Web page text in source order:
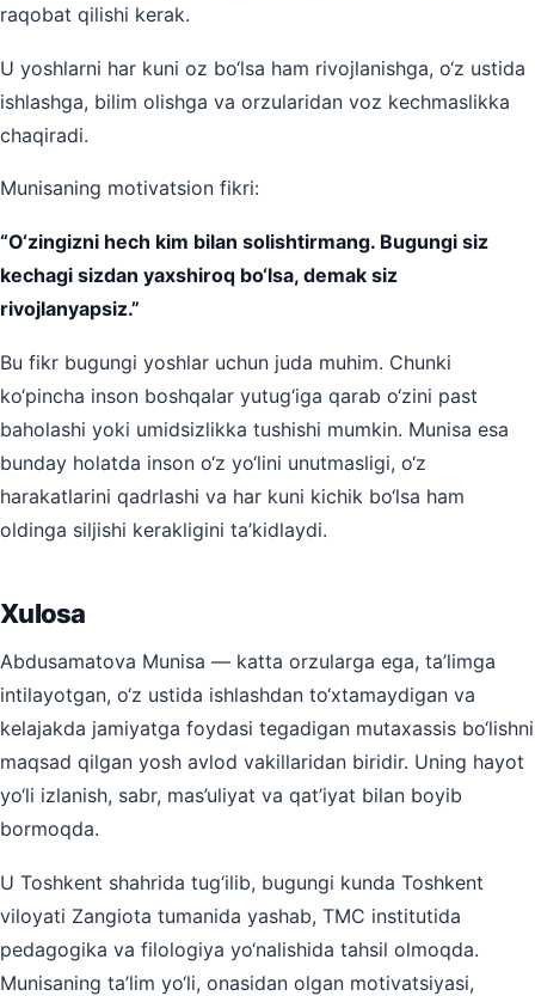
raqobat qilishi kerak.
U yoshlarni har kuni oz bo‘lsa ham rivojlanishga, o‘z ustida
ishlashga, bilim olishga va orzularidan voz kechmaslikka
chaqiradi.
Munisaning motivatsion fikri:
“O‘zingizni hech kim bilan solishtirmang. Bugungi siz
kechagi sizdan yaxshiroq bo‘lsa, demak siz
rivojlanyapsiz.”
Bu fikr bugungi yoshlar uchun juda muhim. Chunki
ko‘pincha inson boshqalar yutug‘iga qarab o‘zini past
baholashi yoki umidsizlikka tushishi mumkin. Munisa esa
bunday holatda inson o‘z yo‘lini unutmasligi, o‘z
harakatlarini qadrlashi va har kuni kichik bo‘lsa ham
oldinga siljishi kerakligini ta’kidlaydi.
Xulosa
Abdusamatova Munisa — katta orzularga ega, ta’limga
intilayotgan, o‘z ustida ishlashdan to‘xtamaydigan va
kelajakda jamiyatga foydasi tegadigan mutaxassis bo‘lishni
maqsad qilgan yosh avlod vakillaridan biridir. Uning hayot
yo‘li izlanish, sabr, mas’uliyat va qat’iyat bilan boyib
bormoqda.
U Toshkent shahrida tug‘ilib, bugungi kunda Toshkent
viloyati Zangiota tumanida yashab, TMC institutida
pedagogika va filologiya yo‘nalishida tahsil olmoqda.
Munisaning ta’lim yo‘li, onasidan olgan motivatsiyasi,